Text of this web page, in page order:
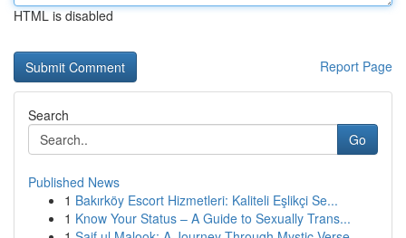
HTML is disabled
Report Page
Search
Go
Published News
1 Bakırköy Escort Hizmetleri: Kaliteli Eşlikçi Se...
1 Know Your Status – A Guide to Sexually Trans...